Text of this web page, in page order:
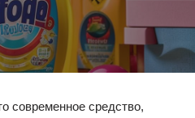
современное средство,